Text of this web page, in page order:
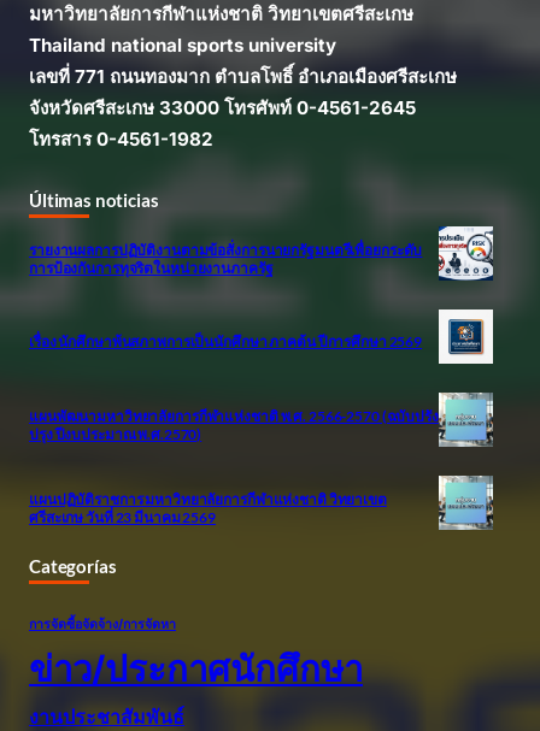
มหาวิทยาลัยการกีฬาแห่งชาติ วิทยาเขตศรีสะเกษ
Thailand national sports university
เลขที่ 771 ถนนทองมาก ตำบลโพธิ์ อำเภอเมืองศรีสะเกษ
จังหวัดศรีสะเกษ 33000 โทรศัพท์ 0-4561-2645
โทรสาร 0-4561-1982
Últimas noticias
รายงานผลการปฏิบัติงานตามข้อสั่งการนายกรัฐมนตรีเพื่อยกระดับ
การป้องกันการทุจริตในหน่วยงานภาครัฐ
เรื่อง นักศึกษาพ้นสภาพการเป็นนักศึกษา ภาคต้น ปีการศึกษา 2569
แผนพัฒนามหาวิทยาลัยการกีฬาแห่งชาติ พ.ศ. 2566-2570 (ฉบับปรัง
ปรุง ปีงบประมาณ พ.ศ.2570)
แผนปฏิบัติราชการ มหาวิทยาลัยการกีฬาแห่งชาติ วิทยาเขต
ศรีสะเกษ วันที่ 23 มีนาคม 2569
Categorías
การจัดซื้อจัดจ้าง/การจัดหา
ข่าว/ประกาศนักศึกษา
งานประชาสัมพันธ์